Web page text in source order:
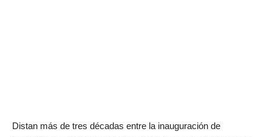
Distan más de tres décadas entre la inauguración de